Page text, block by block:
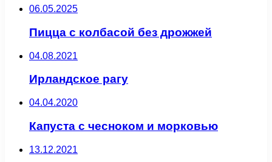
06.05.2025
Пицца с колбасой без дрожжей
04.08.2021
Ирландское рагу
04.04.2020
Капуста с чесноком и морковью
13.12.2021